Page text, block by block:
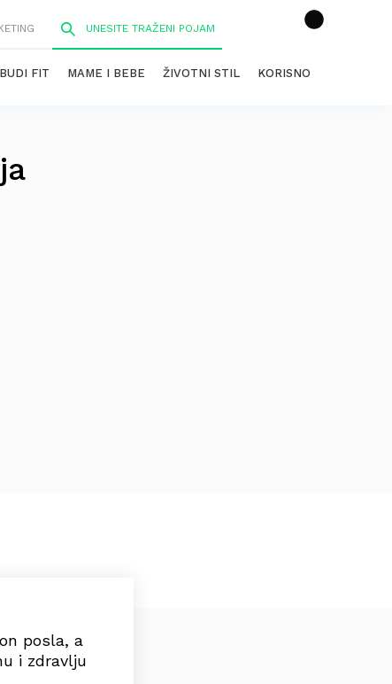
BUDI FIT MAME I BEBE ŽIVOTNI STIL KORISNO
posla, a
i zdravlju